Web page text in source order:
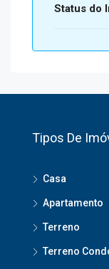
Status do
Tipos De
Casa
Apartamento
Terreno
Terreno